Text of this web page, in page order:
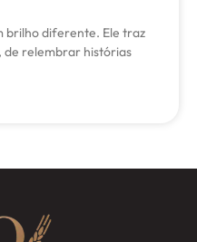
brilho diferente. Ele traz
de relembrar histórias